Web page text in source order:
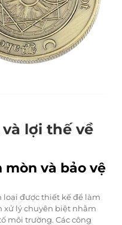
lợi thế về
mòn và bảo vệ
loại được thiết kế để làm
xử lý chuyên biệt nhằm
môi trường. Các công